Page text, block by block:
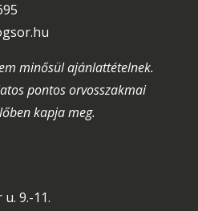
minősül ajánlattételnek.
pontos orvosszakmai
kapja meg.
9.-11.